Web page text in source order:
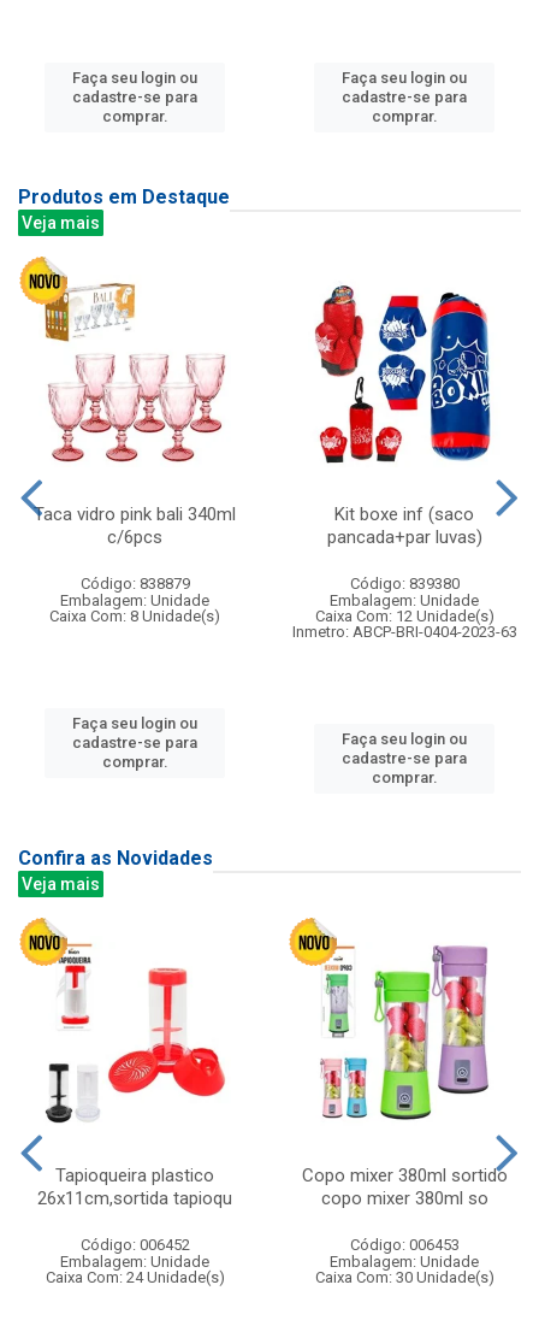
Faça seu login ou
cadastre-se para
comprar.
Faça seu login ou
cadastre-se para
comprar.
Produtos em Destaque
Veja mais
Taca vidro pink bali 340ml
c/6pcs
Código: 838879
Embalagem: Unidade
Caixa Com: 8 Unidade(s)
Faça seu login ou
cadastre-se para
comprar.
Kit boxe inf (saco
pancada+par luvas)
Código: 839380
Embalagem: Unidade
Caixa Com: 12 Unidade(s)
Inmetro: ABCP-BRI-0404-2023-63
Faça seu login ou
cadastre-se para
comprar.
Confira as Novidades
Veja mais
Tapioqueira plastico
26x11cm,sortida tapioqu
Código: 006452
Embalagem: Unidade
Caixa Com: 24 Unidade(s)
Copo mixer 380ml sortido
copo mixer 380ml so
Código: 006453
Embalagem: Unidade
Caixa Com: 30 Unidade(s)